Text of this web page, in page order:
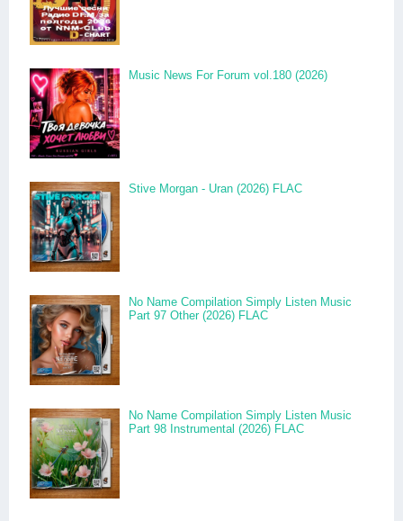
Music News For Forum vol.180 (2026)
Stive Morgan - Uran (2026) FLAC
No Name Compilation Simply Listen Music
Part 97 Other (2026) FLAC
No Name Compilation Simply Listen Music
Part 98 Instrumental (2026) FLAC